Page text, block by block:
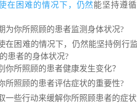
在困难的情况下，仍然能坚持遵
为你所照顾的患者监测身体状况?
在困难的情况下，仍然能坚持例行
患者的身体状况?
你所照顾的患者健康发生变化？
所照顾的患者评估症状的重要性?
一些行动来缓解你所照顾患者的症状